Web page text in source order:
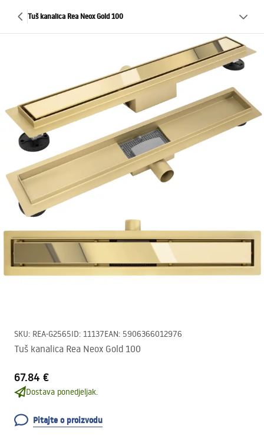
Tuš kanalica Rea Neox Gold 100
SKU: REA-G2565ID: 11137EAN: 5906366012976
Tuš kanalica Rea Neox Gold 100
67.84 €
Dostava ponedjeljak.
Pitajte o proizvodu